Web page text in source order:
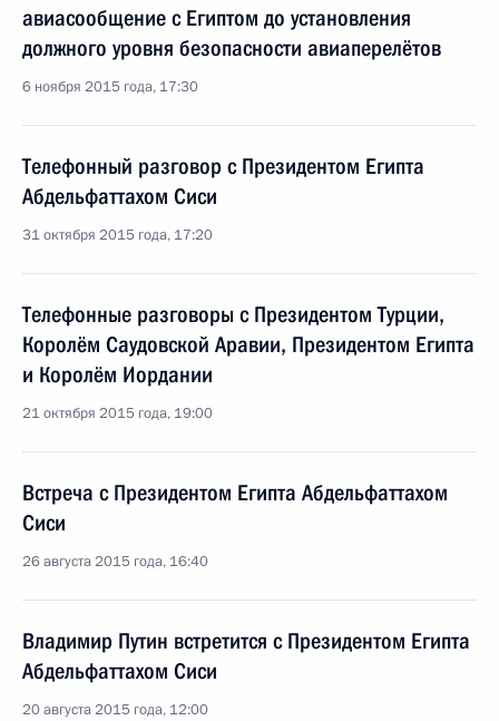
авиасообщение с Египтом до установления
должного уровня безопасности авиаперелётов
6 ноября 2015 года, 17:30
Телефонный разговор с Президентом Египта
Абдельфаттахом Сиси
31 октября 2015 года, 17:20
Телефонные разговоры с Президентом Турции,
Королём Саудовской Аравии, Президентом Египта
и Королём Иордании
21 октября 2015 года, 19:00
Встреча с Президентом Египта Абдельфаттахом
Сиси
26 августа 2015 года, 16:40
Владимир Путин встретится с Президентом Египта
Абдельфаттахом Сиси
20 августа 2015 года, 12:00